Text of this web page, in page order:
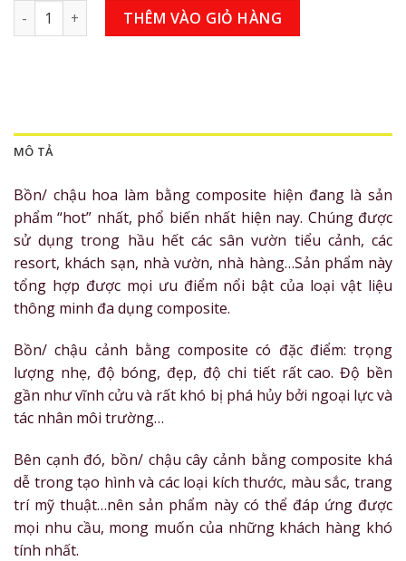
Bồn/chậu cây composite tròn lùn VA-COD05 số lượng
THÊM VÀO GIỎ HÀNG
MÔ TẢ
Bồn/ chậu hoa làm bằng composite hiện đang là sản
phẩm “hot” nhất, phổ biến nhất hiện nay. Chúng được
sử dụng trong hầu hết các sân vườn tiểu cảnh, các
resort, khách sạn, nhà vườn, nhà hàng…Sản phẩm này
tổng hợp được mọi ưu điểm nổi bật của loại vật liệu
thông minh đa dụng composite.
Bồn/ chậu cảnh bằng composite có đặc điểm: trọng
lượng nhẹ, độ bóng, đẹp, độ chi tiết rất cao. Độ bền
gần như vĩnh cửu và rất khó bị phá hủy bởi ngoại lực và
tác nhân môi trường…
Bên cạnh đó, bồn/ chậu cây cảnh bằng composite khá
dễ trong tạo hình và các loại kích thước, màu sắc, trang
trí mỹ thuật…nên sản phẩm này có thể đáp ứng được
mọi nhu cầu, mong muốn của những khách hàng khó
tính nhất.